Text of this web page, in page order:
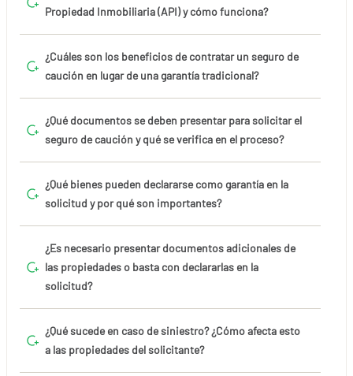
Propiedad Inmobiliaria (API) y cómo funciona?
¿Cuáles son los beneficios de contratar un seguro de
caución en lugar de una garantía tradicional?
¿Qué documentos se deben presentar para solicitar el
seguro de caución y qué se verifica en el proceso?
¿Qué bienes pueden declararse como garantía en la
solicitud y por qué son importantes?
¿Es necesario presentar documentos adicionales de
las propiedades o basta con declararlas en la
solicitud?
¿Qué sucede en caso de siniestro? ¿Cómo afecta esto
a las propiedades del solicitante?